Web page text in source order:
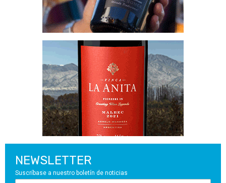
NEWSLETTER
Suscríbase a nuestro boletín de noticias